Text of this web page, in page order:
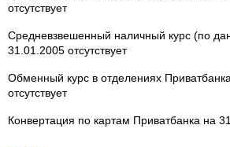
отсутствует
Средневзвешенный наличный курс (по
31.01.2005 отсутствует
Обменный курс в отделениях
отсутствует
Конвертация по картам Приватбанка на